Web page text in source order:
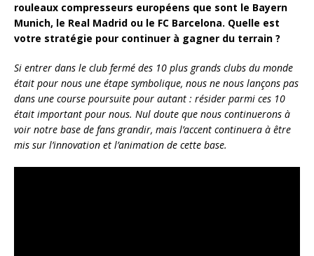
rouleaux compresseurs européens que sont le Bayern
Munich, le Real Madrid ou le FC Barcelona. Quelle est
votre stratégie pour continuer à gagner du terrain ?
Si entrer dans le club fermé des 10 plus grands clubs du monde
était pour nous une étape symbolique, nous ne nous lançons pas
dans une course poursuite pour autant : résider parmi ces 10
était important pour nous. Nul doute que nous continuerons à
voir notre base de fans grandir, mais l’accent continuera à être
mis sur l’innovation et l’animation de cette base.